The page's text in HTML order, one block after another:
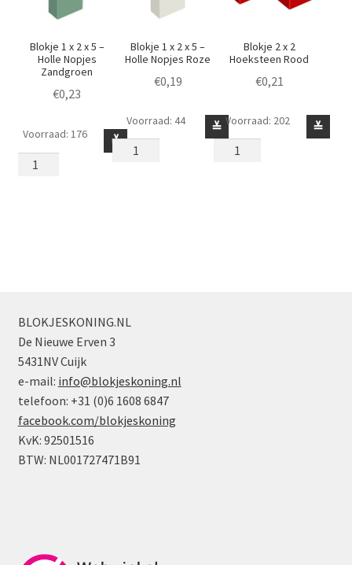
Blokje 1 x 2 x 5 –
Holle Nopjes
Zandgroen
€0,23
Blokje
1
Zandgroen
aantal
≚
Voorraad: 176
Blokje 1 x 2 x 5 –
Holle Nopjes Roze
€0,19
Blokje
1
aantal
≚
Voorraad: 44
Blokje 2 x 2
Hoeksteen Rood
€0,21
Blokje
2
≚
Voorraad: 202
BLOKJESKONING.NL
De Nieuwe Erven 3
5431NV Cuijk
e-mail: info@blokjeskoning.nl
telefoon: +31 (0)6 1608 6847
facebook.com/blokjeskoning
KvK: 92501516
BTW: NL001727471B91